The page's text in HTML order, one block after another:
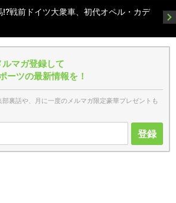
戦前ドイツ大衆車、初代オペル・カデ
マガ登録して
ーツの最新情報を！
裏話や、月に一度のメルマガ限定豪華プレゼントも
登録